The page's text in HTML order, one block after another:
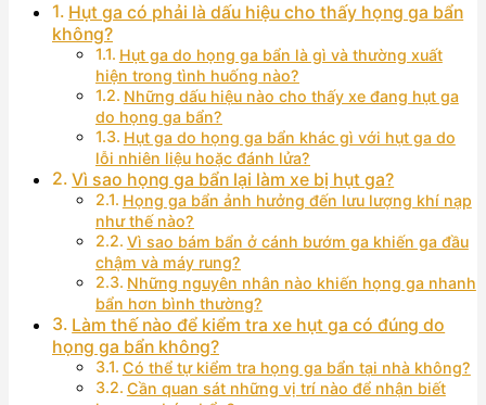
Hụt ga có phải là dấu hiệu cho thấy họng ga bẩn
không?
Hụt ga do họng ga bẩn là gì và thường xuất
hiện trong tình huống nào?
Những dấu hiệu nào cho thấy xe đang hụt ga
do họng ga bẩn?
Hụt ga do họng ga bẩn khác gì với hụt ga do
lỗi nhiên liệu hoặc đánh lửa?
Vì sao họng ga bẩn lại làm xe bị hụt ga?
Họng ga bẩn ảnh hưởng đến lưu lượng khí nạp
như thế nào?
Vì sao bám bẩn ở cánh bướm ga khiến ga đầu
chậm và máy rung?
Những nguyên nhân nào khiến họng ga nhanh
bẩn hơn bình thường?
Làm thế nào để kiểm tra xe hụt ga có đúng do
họng ga bẩn không?
Có thể tự kiểm tra họng ga bẩn tại nhà không?
Cần quan sát những vị trí nào để nhận biết